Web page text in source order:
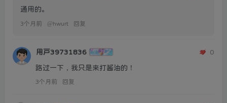
通用的。
3个月前 @hwurt 回复
用户39731836 0
路过一下，我只是来打酱油的！
3个月前 回复